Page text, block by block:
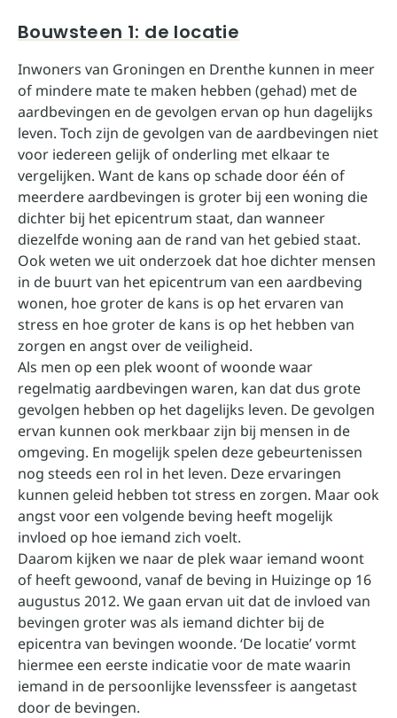
Bouwsteen 1: de locatie
Inwoners van Groningen en Drenthe kunnen in meer
of mindere mate te maken hebben (gehad) met de
aardbevingen en de gevolgen ervan op hun dagelijks
leven. Toch zijn de gevolgen van de aardbevingen niet
voor iedereen gelijk of onderling met elkaar te
vergelijken. Want de kans op schade door één of
meerdere aardbevingen is groter bij een woning die
dichter bij het epicentrum staat, dan wanneer
diezelfde woning aan de rand van het gebied staat.
Ook weten we uit onderzoek dat hoe dichter mensen
in de buurt van het epicentrum van een aardbeving
wonen, hoe groter de kans is op het ervaren van
stress en hoe groter de kans is op het hebben van
zorgen en angst over de veiligheid.
Als men op een plek woont of woonde waar
regelmatig aardbevingen waren, kan dat dus grote
gevolgen hebben op het dagelijks leven. De gevolgen
ervan kunnen ook merkbaar zijn bij mensen in de
omgeving. En mogelijk spelen deze gebeurtenissen
nog steeds een rol in het leven. Deze ervaringen
kunnen geleid hebben tot stress en zorgen. Maar ook
angst voor een volgende beving heeft mogelijk
invloed op hoe iemand zich voelt.
Daarom kijken we naar de plek waar iemand woont
of heeft gewoond, vanaf de beving in Huizinge op 16
augustus 2012. We gaan ervan uit dat de invloed van
bevingen groter was als iemand dichter bij de
epicentra van bevingen woonde. ‘De locatie’ vormt
hiermee een eerste indicatie voor de mate waarin
iemand in de persoonlijke levenssfeer is aangetast
door de bevingen.